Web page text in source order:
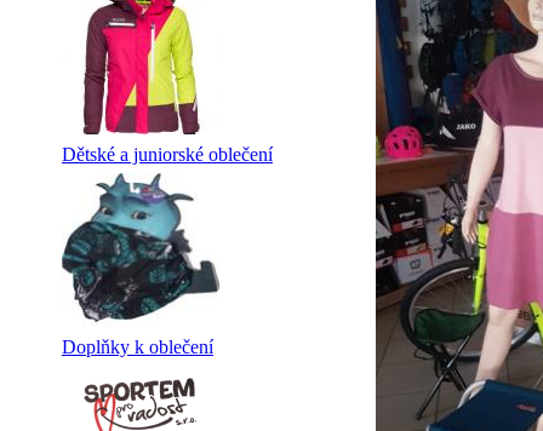
Dětské a juniorské oblečení
Doplňky k oblečení